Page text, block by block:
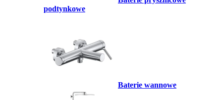
podtynkowe
Baterie wannowe